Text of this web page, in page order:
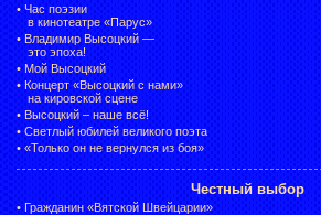
• Час поэзии
в кинотеатре «Парус»
• Владимир Высоцкий —
это эпоха!
• Мой Высоцкий
• Концерт «Высоцкий с нами»
на кировской сцене
• Высоцкий – наше всё!
• Светлый юбилей великого поэта
• «Только он не вернулся из боя»
Честный выбор
• Гражданин «Вятской Швейцарии»